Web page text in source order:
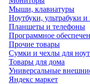
Мыши, клавиатуры
Ноутбуки, ультрабуки и
Планшеты и телефоны
Программное
Прочие товары
Сумки и чехлы для
Товары для дома
Универсальные
Яндекс маркет